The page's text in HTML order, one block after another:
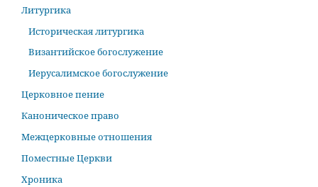
Литургика
Историческая литургика
Византийское богослужение
Иерусалимское богослужение
Церковное пение
Каноническое право
Межцерковные отношения
Поместные Церкви
Хроника